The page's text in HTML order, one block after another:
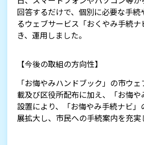
回答するだけで、個別に必要な手
るウェブサービス「おくやみ手続
き、運用しました。
【今後の取組の方向性】
「お悔やみハンドブック」の市ウ
載及び区役所配布に加え、「お悔
設置により、「お悔やみ手続ナビ」
展拡大し、市民への手続案内を充実